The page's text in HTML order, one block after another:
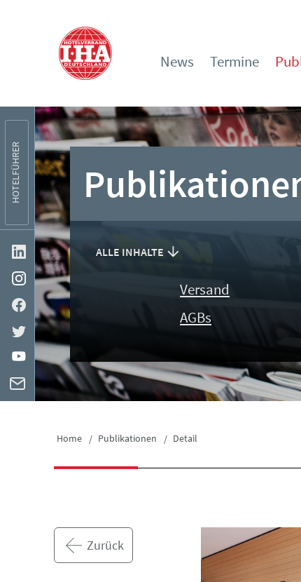
News Termine
HOTELFÜHRER
ALLE INHALTE
Versand
AGBs
Home Publikationen Detail
Zurück